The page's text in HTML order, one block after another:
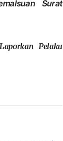
Surat
Pelaku